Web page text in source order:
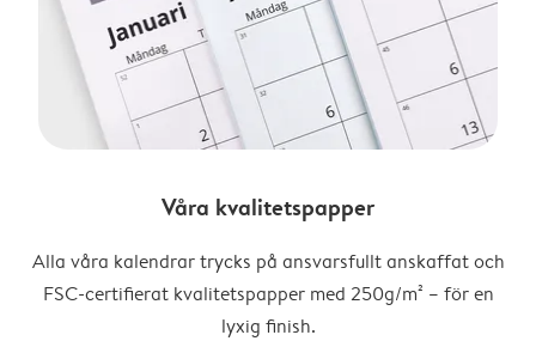
Våra kvalitetspapper
Alla våra kalendrar trycks på ansvarsfullt anskaffat och
FSC-certifierat kvalitetspapper med 250g/m² – för en
lyxig finish.